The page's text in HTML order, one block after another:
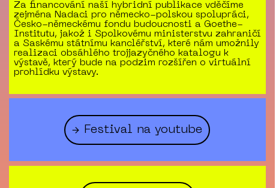
Za financování naší hybridní publikace vděčíme
zejména Nadaci pro německo-polskou spolupráci,
Česko-německému fondu budoucnosti a Goethe-
Institutu, jakož i Spolkovému ministerstvu zahraničí
a Saskému státnímu kancléřství, které nám umožnily
realizaci obsáhlého trojjazyčného katalogu k
výstavě, který bude na podzim rozšířen o virtuální
prohlídku výstavy.
→ Festival na youtube